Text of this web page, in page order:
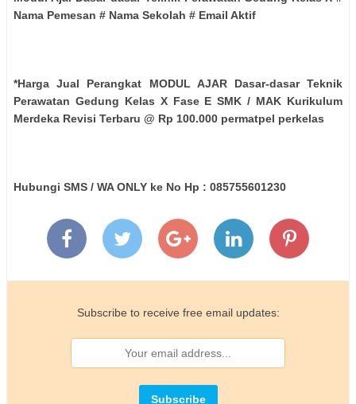
Nama Pemesan # Nama Sekolah # Email Aktif
*Harga Jual Perangkat MODUL AJAR Dasar-dasar Teknik
Perawatan Gedung Kelas X Fase E SMK / MAK Kurikulum
Merdeka Revisi Terbaru @ Rp 100.000 permatpel perkelas
Hubungi SMS / WA ONLY ke No Hp : 085755601230
Subscribe to receive free email updates: